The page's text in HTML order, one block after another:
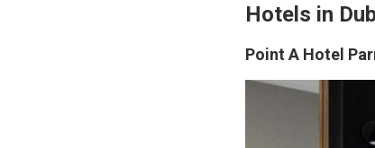
Hotels in
Point A Hotel